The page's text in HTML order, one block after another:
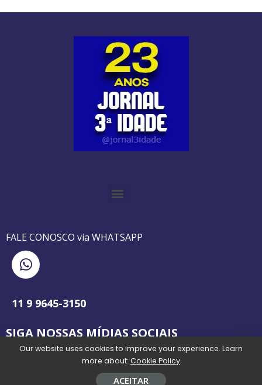
FALE CONOSCO via WHATSAPP
11 9 9645-3150
SIGA NOSSAS MÍDIAS SOCIAIS
Todos os direitos reservados @jornal3idade
Our website uses cookies to improve your experience. Learn
more about: Cookie Policy
ACEITAR